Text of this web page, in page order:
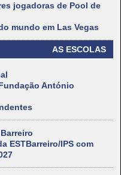
jogadoras de Pool de
mundo em Las Vegas
AS ESCOLAS
António
ESTBarreiro/IPS com